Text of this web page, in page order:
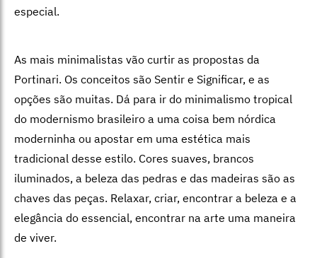
especial.
As mais minimalistas vão curtir as propostas da
Portinari. Os conceitos são Sentir e Significar, e as
opções são muitas. Dá para ir do minimalismo tropical
do modernismo brasileiro a uma coisa bem nórdica
moderninha ou apostar em uma estética mais
tradicional desse estilo. Cores suaves, brancos
iluminados, a beleza das pedras e das madeiras são as
chaves das peças. Relaxar, criar, encontrar a beleza e a
elegância do essencial, encontrar na arte uma maneira
de viver.